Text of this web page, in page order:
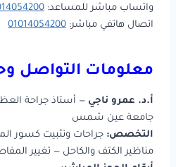
واتساب مباشر للمساعد:
اتصال هاتفي مباشر: 01014054200
معلومات التواصل
أ.د. عمرو ناجي — أستاذ جراحة
جامعة عين شمس
التخصص: جراحات وتثبيت كسور
مناظير الكتف والكاحل — تغيير